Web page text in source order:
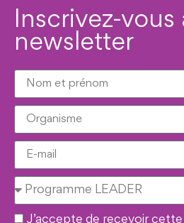
Inscrivez-vous
newsletter
J’accepte de recevoir